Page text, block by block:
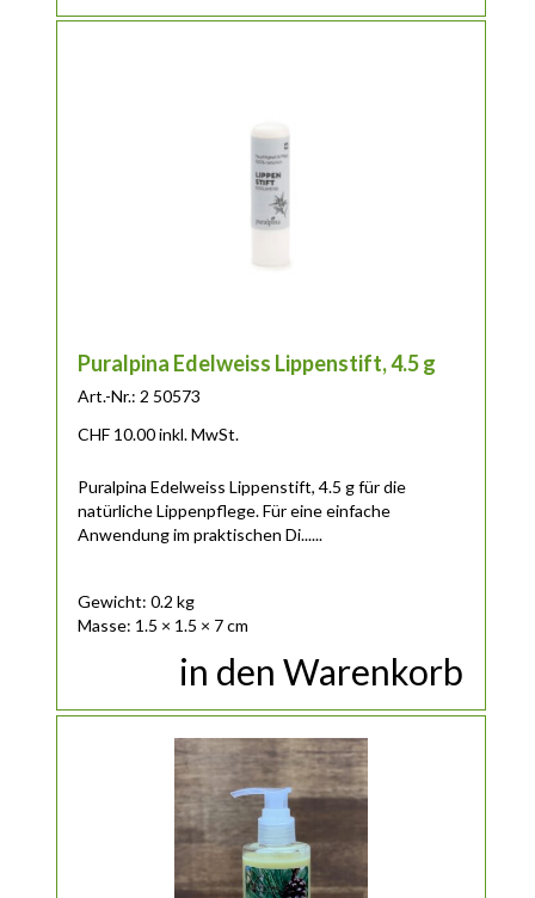
Puralpina Edelweiss Lippenstift, 4.5 g
Art.-Nr.: 2 50573
CHF 10.00 inkl. MwSt.
Puralpina Edelweiss Lippenstift, 4.5 g für die
natürliche Lippenpflege. Für eine einfache
Anwendung im praktischen Di......
Gewicht: 0.2 kg
Masse: 1.5 × 1.5 × 7 cm
in den Warenkorb